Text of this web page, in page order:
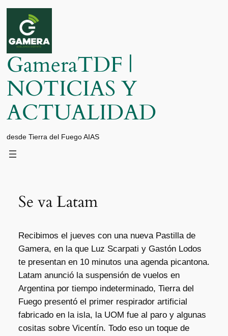
Saltar
contenido
GameraTDF |
NOTICIAS Y
ACTUALIDAD
desde Tierra del Fuego AIAS
Se va Latam
Recibimos el jueves con una nueva Pastilla de
Gamera, en la que Luz Scarpati y Gastón Lodos
te presentan en 10 minutos una agenda picantona.
Latam anunció la suspensión de vuelos en
Argentina por tiempo indeterminado, Tierra del
Fuego presentó el primer respirador artificial
fabricado en la isla, la UOM fue al paro y algunas
cositas sobre Vicentín. Todo eso un toque de